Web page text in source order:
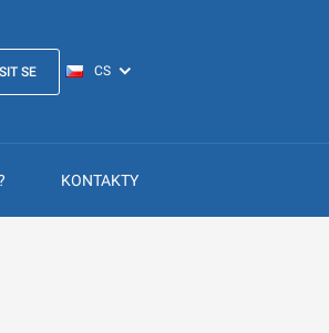
SE
KONTAKTY